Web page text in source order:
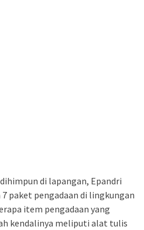
di lapangan, Epandri
paket pengadaan di lingkungan
item pengadaan yang
kendalinya meliputi alat tulis